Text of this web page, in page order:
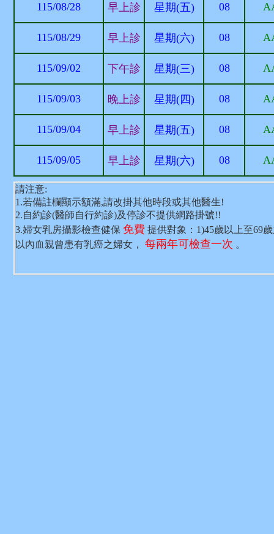
115/08/28 早上診 星期(五) 08
115/08/29 早上診 星期(六) 08
115/09/02 下午診 星期(三) 08
115/09/03 晚上診 星期(四) 08
115/09/04 早上診 星期(五) 08
115/09/05 早上診 星期(六) 08
請注意:
1.若備註欄顯示額滿,請改掛其他時段或其他醫生!
2.自約診(醫師自行約診)及停診不提供網路掛號!!
3.婦女乳房攝影檢查健保 免費 提供對象：1)45歲以上至69
以內血親曾患有乳癌之婦女，
每兩年可檢查一次 。